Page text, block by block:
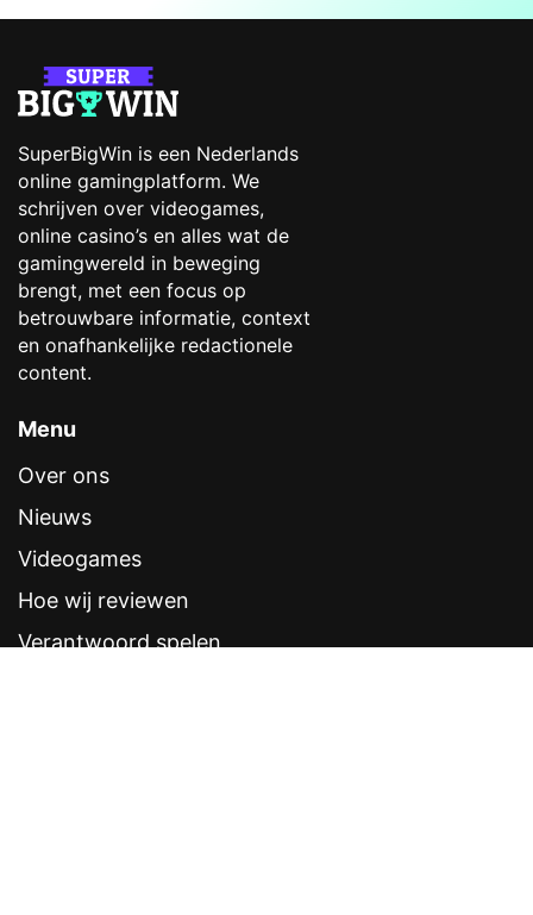
SuperBigWin is een Nederlands
online gamingplatform. We
schrijven over videogames,
online casino’s en alles wat de
gamingwereld in beweging
brengt, met een focus op
betrouwbare informatie, context
en onafhankelijke redactionele
content.
Menu
Over ons
Nieuws
Videogames
Hoe wij reviewen
Verantwoord spelen